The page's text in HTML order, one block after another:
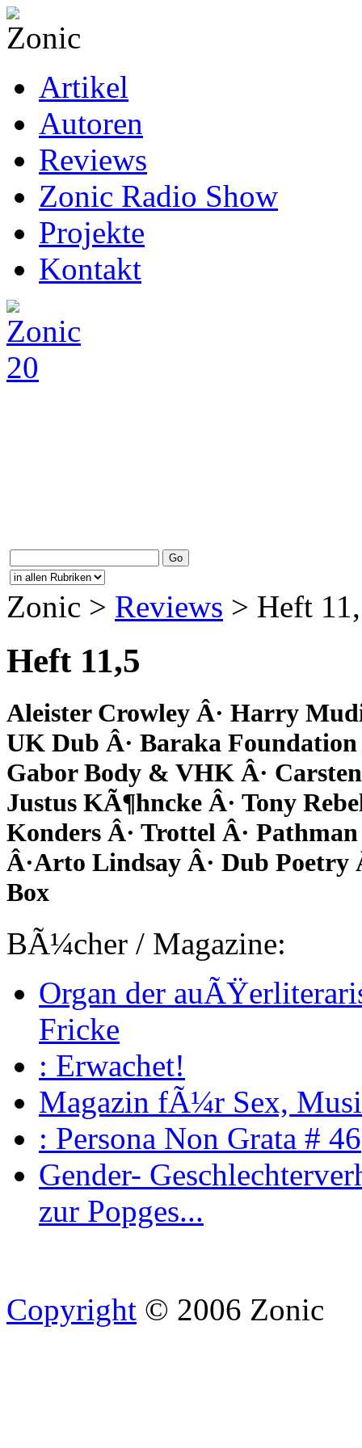
Artikel
Autoren
Reviews
Zonic Radio Show
Projekte
Kontakt
Zonic > Reviews > Heft
Heft 11,5
Aleister Crowley Â· Harry
UK Dub Â· Baraka Foundation
Gabor Body & VHK Â·
Justus KÃ¶hncke Â· Tony
Konders Â· Trottel Â·
Â·Arto Lindsay Â· Dub Poetry
Box
BÃ¼cher / Magazine:
Organ der
Fricke
: Erwachet!
Magazin fÃ¼r Sex,
: Persona Non Grata # 46
Gender-
zur Popges...
Copyright © 2006 Zonic